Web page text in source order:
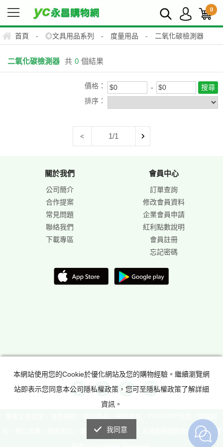
0
首頁 - ◎文具用品系列 - 度量用品 - 二氧化碳檢測器
二氧化碳檢測器 共 0 個結果
價格：
排序：
< 1/1
關於我們
公司簡介
合作提案
常見問題
聯絡我們
下載專區
會員中心
訂單查詢
修改會員資料
企業會員申請
紅利點數說明
會員註冊
忘記密碼
材，辦公傢具，體育用品，滿足所有辦公室需求! 永昌創新國際有限公司 版權
本網站使用您的Cookie於優化網站及您的購物經驗。繼續瀏覽網
站即表示您同意本公司隱私權政策，您可至隱私權政策了解詳細
資訊。
我同意